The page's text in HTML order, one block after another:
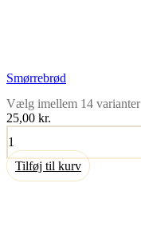
Smørrebrød
Vælg imellem 14 varianter
25,00 kr.
Smørrebrød
antal
Tilføj til kurv